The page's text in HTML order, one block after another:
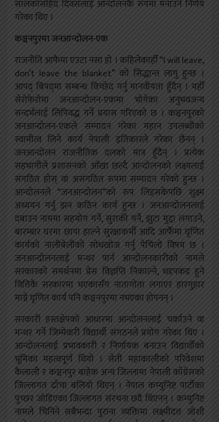
सालकोसहिद दिवसलाई आन्दोलनकै रुपमा मनाउने निर्णय
गरेका थिए ।
कञ्चनपुरमा जनआन्दोलन-एक
राजनीति आफैमा एउटा नसा हो । कहिलेकाहीँ “I will leave,
don’t leave the blanket” को सिद्धान्त लागु हुन्छ ।
आपद्‍ बिपद्‍मा सम्बन्ध विच्छेद गर्नु मानवीयता हुँदैन् । यहीँ
सेरोफेरोमा जनआन्दोलन-एकमा भोगेका अनुभवजन्य
सन्दर्भलाई लिपिवद्ध गर्ने प्रयास गरिएको छ । कञ्चनपुरको
जनआन्दोलन-एकले सम्पादन गरेका महान उपलब्धीको
स्वामीत्व लिने कार्य नेपाली इतिकारले गरेका छैनन् ।
जनआन्दोलन राजनीतिक दलको मात्र हुँदैन् । प्रत्येक
सहभागीले प्रशासनको आँखा छल्दै आन्दोलनको लक्ष्यलाई
संगठित होस्‌ वा असंगठित रुपमा सम्पादन गरेको हुन्छ ।
आन्दोलनले “जनआन्दोलन”को रुप लिइसकेपछि शुक्ष्म
अध्ययन गर्नु झन कठिन कार्य हुन्छ । जनआन्दोलनलाई
दबाउन नाममा सहयोग गर्ने, सुराकी गर्ने, झुटा मुद्दा लगाउने,
बारम्बार घरमा छापा हाल्ने सुरक्षाकर्मी आदि आफैँमा घृणित
कार्यको नालीबेलीको सोधखोज गर्नु पेचिलो विषय छ ।
जनआन्दोलनलाई मन्थर पार्न आन्दोलनकारीको नामले
सरकारको समर्थनमा प्रेस विज्ञप्ति निकाल्ने, धडपकड हुने
वित्तिकै सरकारमा भएकासँग नातागोता लगाएर हारगुहार
माग्ने घृणित कार्य पनि कञ्चनपुरमा नभएका होपनन् ।
सरकारी हस्तक्षेपको आधारमा आन्दोलनलाई चर्काउने वा
मन्थर गर्ने जिम्मेवारी विद्यार्थी संगठनले प्रयोग गरेका थिए ।
आन्दोलनलाई प्रभावकारी र निर्णायक बनाउन विद्यार्थीको
भूमिका महत्वपूर्ण थियो । सेती महाकालीको परिवेशमा
कैलाली र कञ्चनपुर बाहेक अन्य जिल्लामा नेपाली काँग्रेसको
जिल्लागत ढाँचा बलियो थिएन् । नेपाल कम्युनिष्ट पार्टीका
पुच्छर जोडिएका जिल्लागत संरचना छदै थिएनन् । कम्युनिष्ट
नामले चिनिने सबैभन्दा पुराना व्यक्तिमा लक्ष्मीदत्त जोशी